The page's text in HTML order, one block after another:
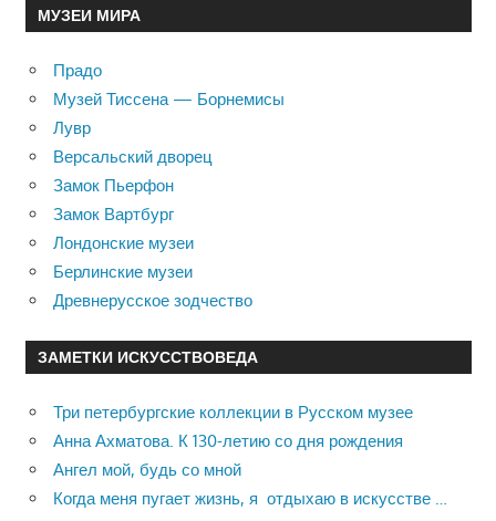
МУЗЕИ МИРА
Прадо
Музей Тиссена — Борнемисы
Лувр
Версальский дворец
Замок Пьерфон
Замок Вартбург
Лондонские музеи
Берлинские музеи
Древнерусское зодчество
ЗАМЕТКИ ИСКУССТВОВЕДА
Три петербургские коллекции в Русском музее
Анна Ахматова. К 130-летию со дня рождения
Ангел мой, будь со мной
Когда меня пугает жизнь, я отдыхаю в искусстве …